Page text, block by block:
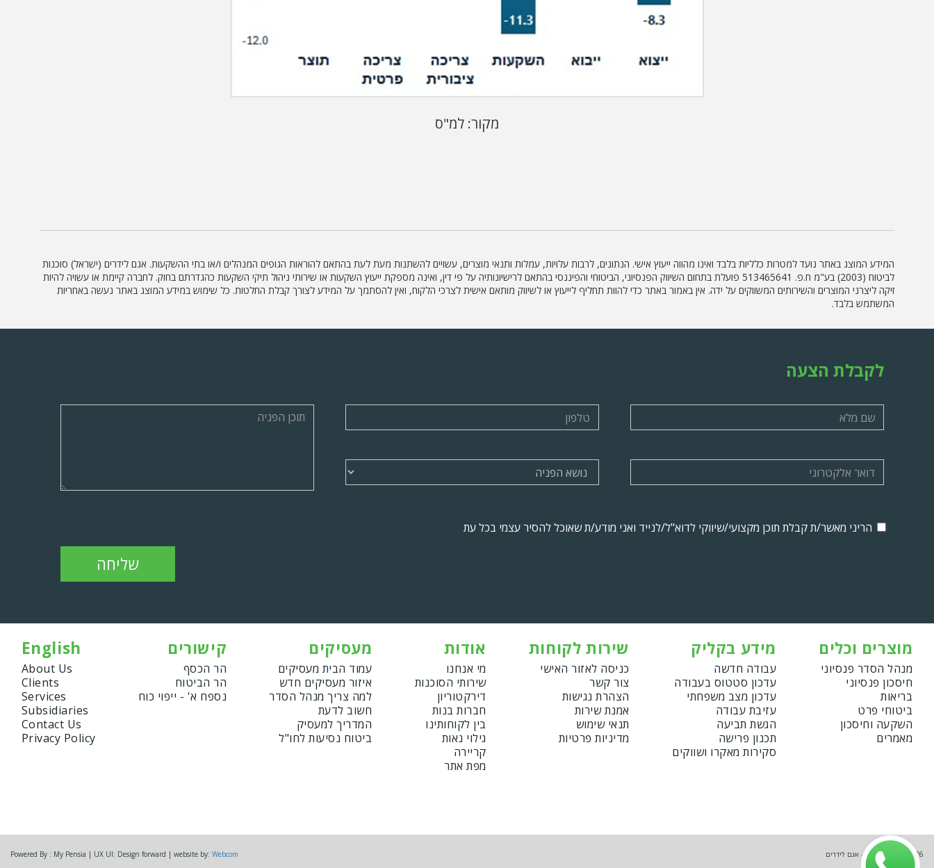
מקור: למ"ס
המידע המוצג באתר נועד למטרות כלליות בלבד ואינו מהווה ייעוץ אישי. הנתונים, לרבות עלויות, עמלות ותנאי מוצרים, עשויים להשתנות מעת לעת בהתאם להוראות הגופים המנהלים ו/או בתי ההשקעות. אגם לידרים (ישראל) סוכנות
לביטוח (2003) בע"מ ח.פ. 513465641 פועלת בתחום השיווק הפנסיוני, הביטוחי והפיננסי בהתאם לרישיונותיה על פי דין, ואינה מספקת ייעוץ השקעות או שירותי ניהול תיקי השקעות כהגדרתם בחוק. לחברה קיימת או עשויה להיות
זיקה ליצרני המוצרים והשירותים המשווקים על ידה. אין באמור באתר כדי להוות תחליף לייעוץ או לשיווק מותאם אישית לצרכי הלקוח, ואין להסתמך על המידע לצורך קבלת החלטות. כל שימוש במידע המוצג באתר נעשה באחריות
המשתמש בלבד.
לקבלת הצעה
הריני מאשר/ת קבלת תוכן מקצועי/שיווקי לדוא"ל/לנייד ואני מודע/ת שאוכל להסיר עצמי בכל עת
שליחה
מוצרים וכלים
מנהל הסדר פנסיוני
חיסכון פנסיוני
בריאות
ביטוחי פרט
השקעה וחיסכון
מאמרים
מידע בקליק
עבודה חדשה
עדכון סטטוס בעבודה
עדכון מצב משפחתי
עזיבת עבודה
הגשת תביעה
תכנון פרישה
סקירות מאקרו ושווקים
שירות לקוחות
כניסה לאזור האישי
צור קשר
הצהרת נגישות
אמנת שירות
תנאי שימוש
מדיניות פרטיות
אודות
מי אנחנו
שירותי הסוכנות
דירקטוריון
חברות בנות
בין לקוחותינו
גילוי נאות
קריירה
מפת אתר
מעסיקים
עמוד הבית מעסיקים
איזור מעסיקים חדש
למה צריך מנהל הסדר
חשוב לדעת
המדריך למעסיק
ביטוח נסיעות לחו"ל
קישורים
הר הכסף
הר הביטוח
נספח א' - ייפוי כוח
English
About Us
Clients
Services
Subsidiaries
Contact Us
Privacy Policy
Copyright © 2026 - אגם לידרים Powered By : My Pensia | UX UI: Design forward | website by: Webcom